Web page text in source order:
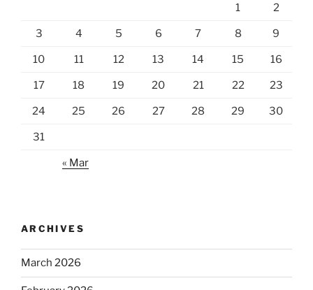
1 2
3 4 5 6 7 8 9
10 11 12 13 14 15 16
17 18 19 20 21 22 23
24 25 26 27 28 29 30
31
« Mar
ARCHIVES
March 2026